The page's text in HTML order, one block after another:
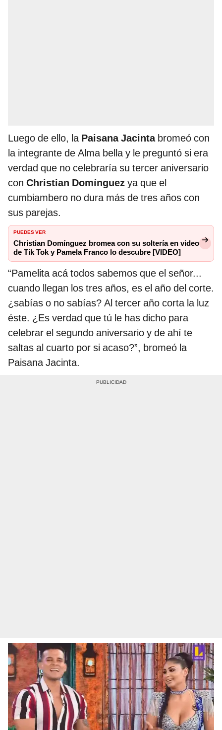
Luego de ello, la Paisana Jacintabromeó con
la integrante de Alma bella y le preguntó si era
verdad que no celebraría su tercer aniversario
con Christian Domínguez ya que el
cumbiambero no dura más de tres años con
sus parejas.
PUEDES VER
Christian Domínguez bromea con su soltería en video
de Tik Tok y Pamela Franco lo descubre [VIDEO]
“Pamelita acá todos sabemos que el señor...
cuando llegan los tres años, es el año del corte.
¿sabías o no sabías? Al tercer año corta la luz
éste. ¿Es verdad que tú le has dicho para
celebrar el segundo aniversario y de ahí te
saltas al cuarto por si acaso?”, bromeó la
Paisana Jacinta.